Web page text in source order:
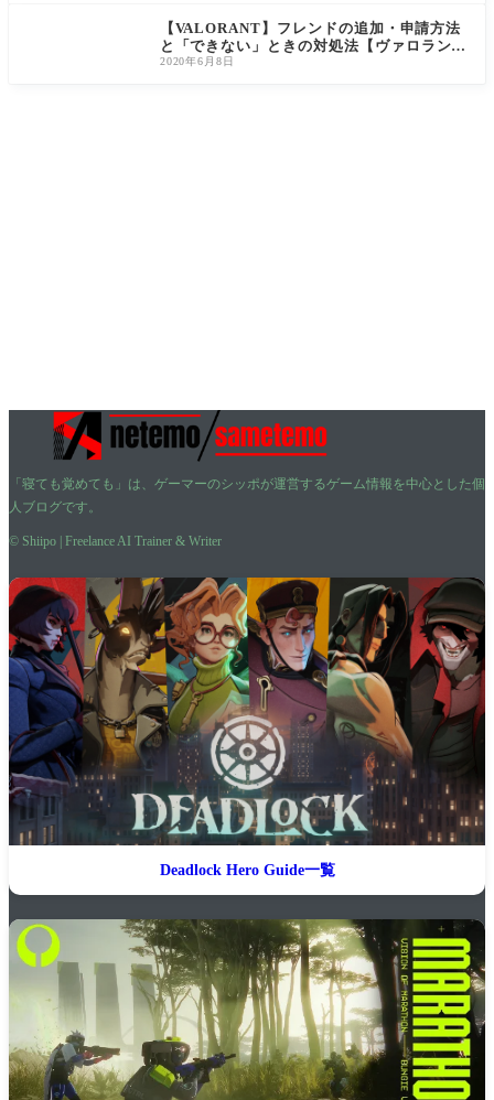
【VALORANT】フレンドの追加・申請方法
と「できない」ときの対処法【ヴァロラン
ト】
2020年6月8日
「寝ても覚めても」は、ゲーマーのシッポが運営するゲーム情報を中心とした個
人ブログです。
© Shiipo | Freelance AI Trainer & Writer
Deadlock Hero Guide一覧